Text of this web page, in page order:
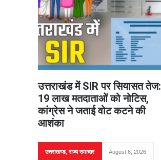
उत्तराखंड में SIR पर सियासत तेज:
19 लाख मतदाताओं को नोटिस,
कांग्रेस ने जताई वोट कटने की
आशंका
उत्तराखण्ड,राज्य समाचार August 6, 2026